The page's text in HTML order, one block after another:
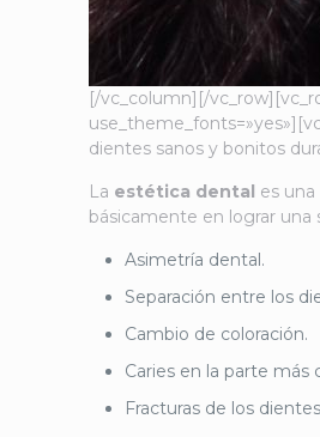
[/vc_column][/
dientes sanos y bonitos
La estética dental es
básicamente en lograr una
Asimetría dental.
Separación entre los
Cambio de coloración.
Caries en la parte más
Fracturas de los